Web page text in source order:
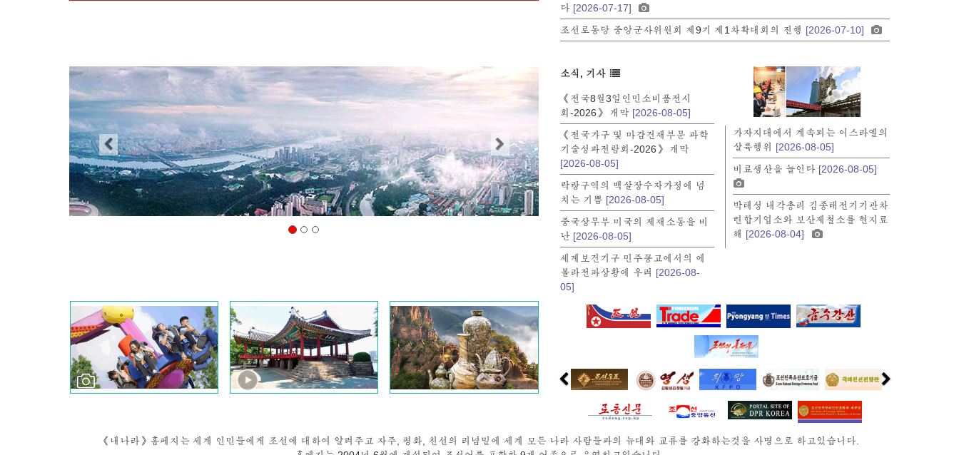
다 [2026-07-17]
조선로동당 중앙군사위원회 제9기 제1차확대회의 진행 [2026-07-10]
소식, 기사
《전국8월3일인민소비품전시
회-2026》 개막 [2026-08-05]
《전국가구 및 마감건재부문 과학
기술성과전람회-2026》 개막
[2026-08-05]
락랑구역의 백살장수자가정에 넘
치는 기쁨 [2026-08-05]
중국상무부 미국의 제재소동을 비
난 [2026-08-05]
세계보건기구 민주꽁고에서의 에
볼라전파상황에 우려 [2026-08-
05]
가자지대에서 계속되는 이스라엘의
살륙행위 [2026-08-05]
비료생산을 늘인다 [2026-08-05]
박태성 내각총리 김종태전기기관차
련합기업소와 보산제철소를 현지료
해 [2026-08-04]
《내나라》홈페지는 세계 인민들에게 조선에 대하여 알려주고 자주, 평화, 친선의 리념밑에 세계 모든 나라 사람들과의 뉴대와 교류를 강화하는것을 사명으로 하고있습니다.